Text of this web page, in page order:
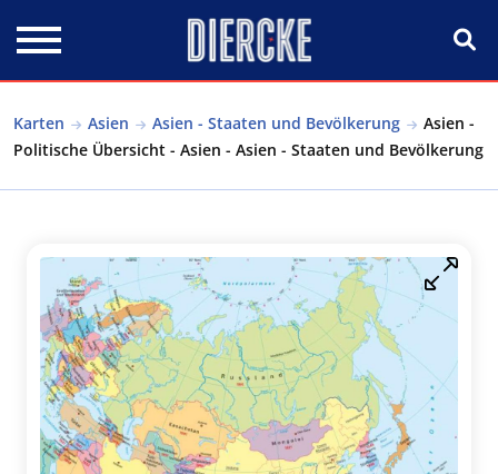
Karten Asien Asien - Staaten und Bevölkerung
Asien -
Politische Übersicht - Asien - Asien - Staaten und Bevölkerung